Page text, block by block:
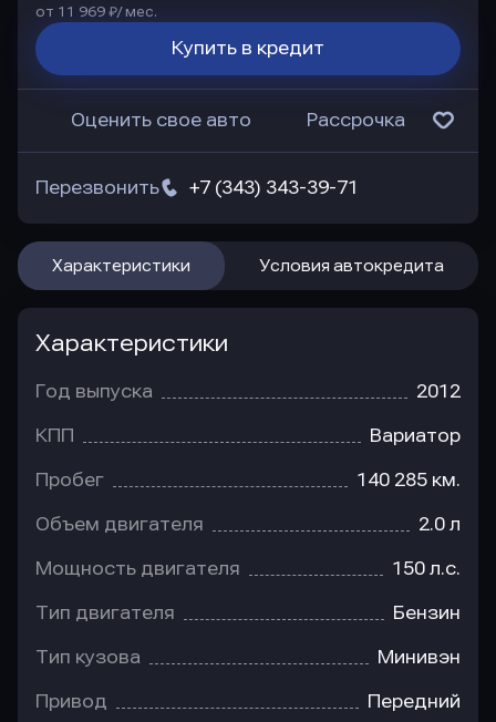
от 11 969 ₽/ мес.
Купить в кредит
Оценить свое авто Рассрочка
+7 (343) 343-39-71
Перезвонить
Характеристики Условия автокредита
Характеристики
Год выпуска 2012
КПП Вариатор
Пробег 140 285 км.
Объем двигателя 2.0 л
Мощность двигателя 150 л.с.
Тип двигателя Бензин
Тип кузова Минивэн
Привод Передний